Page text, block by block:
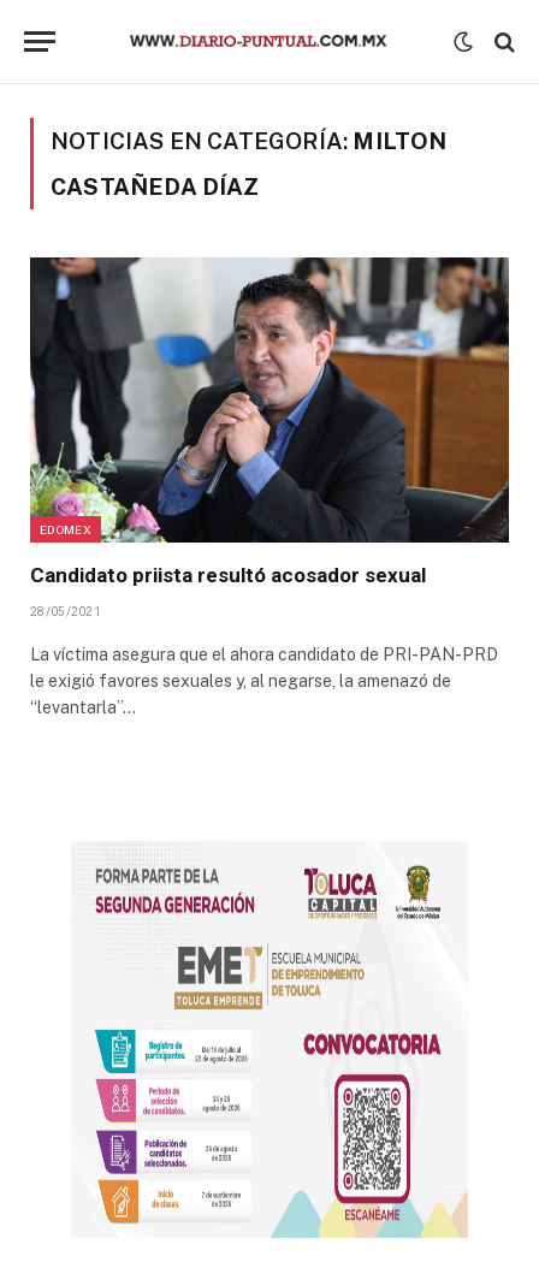
NOTICIAS EN CATEGORÍA: MILTON
CASTAÑEDA DÍAZ
EDOMEX
Candidato priista resultó acosador sexual
28/05/2021
La víctima asegura que el ahora candidato de PRI-PAN-PRD
le exigió favores sexuales y, al negarse, la amenazó de
“levantarla”…